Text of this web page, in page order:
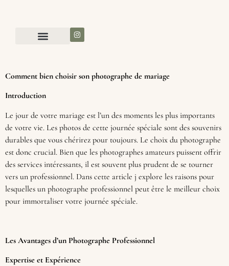
Comment bien choisir son photographe de mariage
Introduction
Le jour de votre mariage est l’un des moments les plus importants
de votre vie. Les photos de cette journée spéciale sont des souvenirs
durables que vous chérirez pour toujours. Le choix du photographe
est donc crucial. Bien que les photographes amateurs puissent offrir
des services intéressants, il est souvent plus prudent de se tourner
vers un professionnel. Dans cette article j explore les raisons pour
lesquelles un photographe professionnel peut être le meilleur choix
pour immortaliser votre journée spéciale.
Les Avantages d’un Photographe Professionnel
Expertise et Expérience